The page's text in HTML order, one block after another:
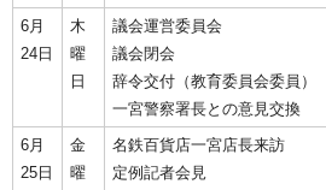
6月
24日
木
曜
日
議会運営委員会
議会閉会
辞令交付（教育委員会委員）
一宮警察署長との意見交換
6月
25日
金
曜
名鉄百貨店一宮店長来訪
定例記者会見